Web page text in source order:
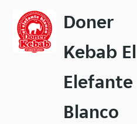
menú
principal
Doner
Kebab El
Elefante
Blanco